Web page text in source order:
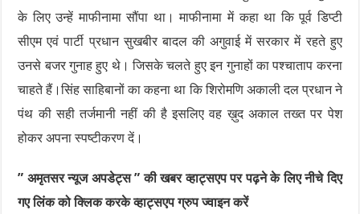
के लिए उन्हें माफीनामा सौंपा था। माफीनामा में कहा था कि पूर्व डिप्टी
सीएम एवं पार्टी प्रधान सुखबीर बादल की अगुवाई में सरकार में रहते हुए
उनसे बजर गुनाह हुए थे। जिसके चलते हुए इन गुनाहों का पश्चाताप करना
चाहते हैं।सिंह साहिबानों का कहना था कि शिरोमणि अकाली दल प्रधान ने
पंथ की सही तर्जमानी नहीं की है इसलिए वह ख़ुद अकाल तख्त पर पेश
होकर अपना स्पष्टीकरण दें।
” अमृतसर न्यूज अपडेट्स ” की खबर व्हाट्सएप पर पढ़ने के लिए नीचे दिए
गए लिंक को क्लिक करके व्हाट्सएप ग्रुप ज्वाइन करें